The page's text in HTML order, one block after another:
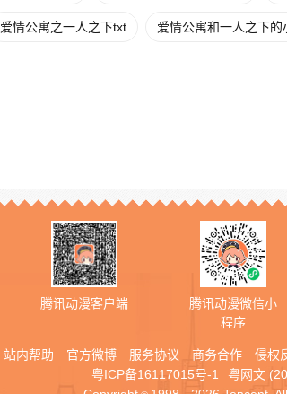
爱情公寓之一人之下txt 爱情公寓和一人之下的
腾讯动漫客户端
腾讯动漫微信小
程序
站内帮助 官方微博 服务协议 商务合作 侵权
粤ICP备16117015号-1
粤网文